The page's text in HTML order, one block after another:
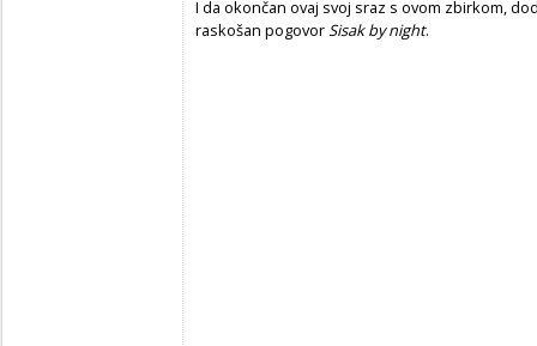
I da okončan ovaj svoj sraz s ovom zbirkom,
raskošan pogovorSisak by night.